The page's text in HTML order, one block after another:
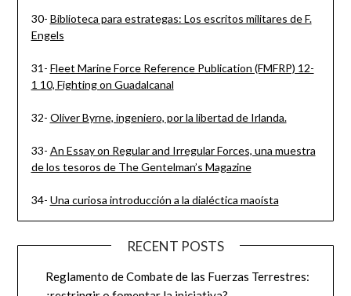
30- Biblioteca para estrategas: Los escritos militares de F.
Engels
31- Fleet Marine Force Reference Publication (FMFRP) 12-
1 10, Fighting on Guadalcanal
32- Oliver Byrne, ingeniero, por la libertad de Irlanda.
33- An Essay on Regular and Irregular Forces, una muestra
de los tesoros de The Gentelman’s Magazine
34- Una curiosa introducción a la dialéctica maoísta
RECENT POSTS
Reglamento de Combate de las Fuerzas Terrestres: